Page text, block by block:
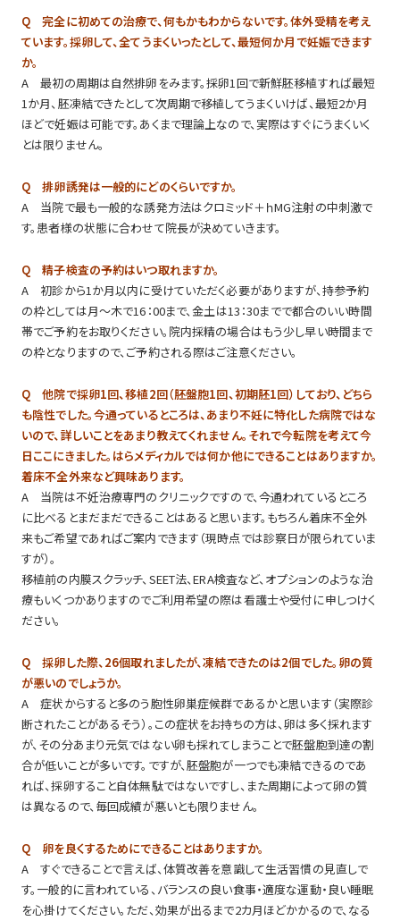
Q 完全に初めての治療で、何もかもわからないです。体外受精を考え
ています。採卵して、全てうまくいったとして、最短何か月で妊娠できます
か。
A 最初の周期は自然排卵をみます。採卵1回で新鮮胚移植すれば最短
1か月、胚凍結できたとして次周期で移植してうまくいけば、最短2か月
ほどで妊娠は可能です。あくまで理論上なので、実際はすぐにうまくいく
とは限りません。
Q 排卵誘発は一般的にどのくらいですか。
A 当院で最も一般的な誘発方法はクロミッド＋ｈMG注射の中刺激で
す。患者様の状態に合わせて院長が決めていきます。
Q 精子検査の予約はいつ取れますか。
A 初診から1か月以内に受けていただく必要がありますが、持参予約
の枠としては月～木で16：00まで、金土は13：30までで都合のいい時間
帯でご予約をお取りください。院内採精の場合はもう少し早い時間まで
の枠となりますので、ご予約される際はご注意ください。
Q 他院で採卵1回、移植2回（胚盤胞1回、初期胚1回）しており、どちら
も陰性でした。今通っているところは、あまり不妊に特化した病院ではな
いので、詳しいことをあまり教えてくれません。それで今転院を考えて今
日ここにきました。はらメディカルでは何か他にできることはありますか。
着床不全外来など興味あります。
A 当院は不妊治療専門のクリニックですので、今通われているところ
に比べるとまだまだできることはあると思います。もちろん着床不全外
来もご希望であればご案内できます（現時点では診察日が限られていま
すが）。
移植前の内膜スクラッチ、SEET法、ERA検査など、オプションのような治
療もいくつかありますのでご利用希望の際は看護士や受付に申しつけく
ださい。
Q 採卵した際、26個取れましたが、凍結できたのは2個でした。卵の質
が悪いのでしょうか。
A 症状からすると多のう胞性卵巣症候群であるかと思います（実際診
断されたことがあるそう）。この症状をお持ちの方は、卵は多く採れます
が、その分あまり元気ではない卵も採れてしまうことで胚盤胞到達の割
合が低いことが多いです。ですが、胚盤胞が一つでも凍結できるのであ
れば、採卵すること自体無駄ではないですし、また周期によって卵の質
は異なるので、毎回成績が悪いとも限りません。
Q 卵を良くするためにできることはありますか。
A すぐできることで言えば、体質改善を意識して生活習慣の見直しで
す。一般的に言われている、バランスの良い食事・適度な運動・良い睡眠
を心掛けてください。ただ、効果が出るまで2カ月ほどかかるので、なる